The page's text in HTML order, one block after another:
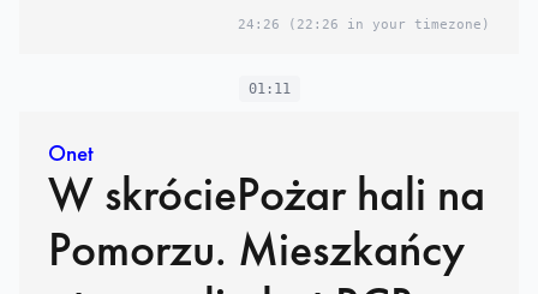
24:26 (22:26 in your timezone)
01:11
Onet
W skróciePożar hali na
Pomorzu. Mieszkańcy